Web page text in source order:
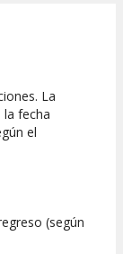
La
la fecha
el
(según